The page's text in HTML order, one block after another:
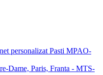
personalizat Pasti MPAO-
Dame, Paris, Franta - MTS-